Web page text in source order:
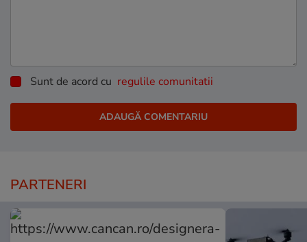
Sunt de acord cu regulile comunitatii
PARTENERI